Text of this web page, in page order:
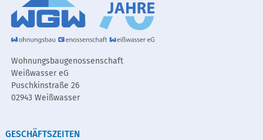
Wohnungsbaugenossenschaft
Weißwasser eG
Puschkinstraße 26
02943 Weißwasser
GESCHÄFTSZEITEN